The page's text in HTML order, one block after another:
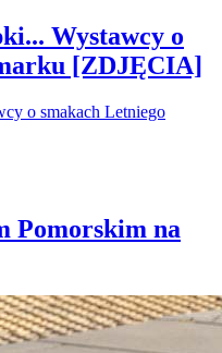
Wystawcy o
[ZDJĘCIA]
Pomorskim na